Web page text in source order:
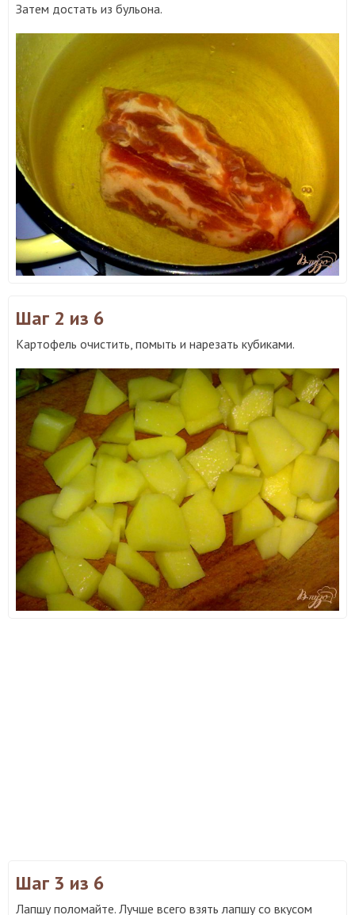
Затем достать из бульона.
Шаг 2 из 6
Картофель очистить, помыть и нарезать кубиками.
Шаг 3 из 6
Лапшу поломайте. Лучше всего взять лапшу со вкусом